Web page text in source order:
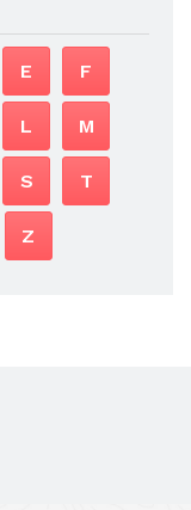
E F
L M
S T
Z